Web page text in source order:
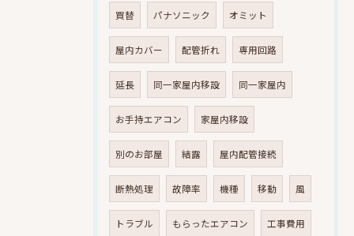
買替 パナソニック オミット
屋内カバー 配管折れ 専用回路
延長 同一家屋内移設 同一家屋内
お手持エアコン 家屋内移設
別のお部屋 結露 屋内配管接続
断熱処理 故障率 機種 移動 風
トラブル もらったエアコン 工事費用